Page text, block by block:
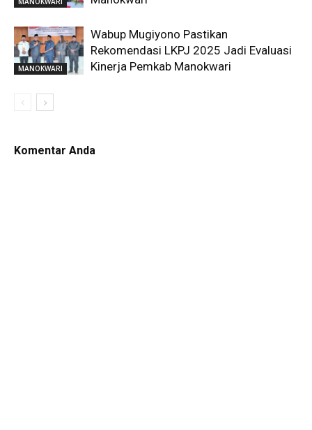
MANOKWARI
Wabup Mugiyono Pastikan
Rekomendasi LKPJ 2025 Jadi Evaluasi
Kinerja Pemkab Manokwari
Komentar Anda